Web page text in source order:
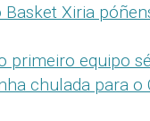
Basket Xiria
primeiro equipo
chulada para o